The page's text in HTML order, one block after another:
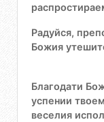
Радуйся,
Божия
Благодати
успении
веселия